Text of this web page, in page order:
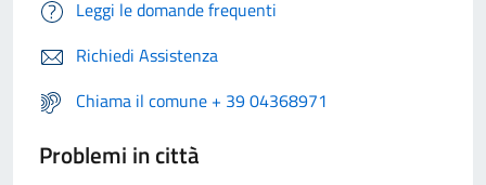
Leggi le domande frequenti
Richiedi Assistenza
Chiama il comune + 39 04368971
Problemi in città